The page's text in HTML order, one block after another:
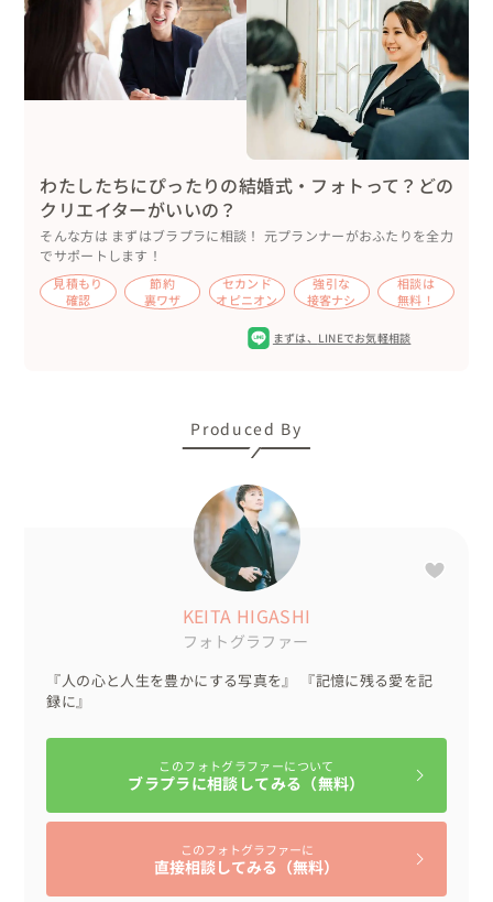
写真撮影が苦手な方も、自然な笑顔を引き出します！是非
一度ご相談下さい。
わたしたちにぴったりの結婚式・フォトって？どの
クリエイターがいいの？
そんな方は まずはブラプラに相談！ 元プランナーがおふたりを全力
でサポートします！
見積もり
確認
節約
裏ワザ
セカンド
オピニオン
強引な
接客ナシ
相談は
無料！
まずは、 LINEでお気軽相談
Produced By
KEITA HIGASHI
フォトグラファー
『人の心と人生を豊かにする写真を』 『記憶に残る愛を記
録に』
このフォトグラファーについて
ブラプラに相談してみる（無料）
このフォトグラファーに
直接相談してみる（無料）